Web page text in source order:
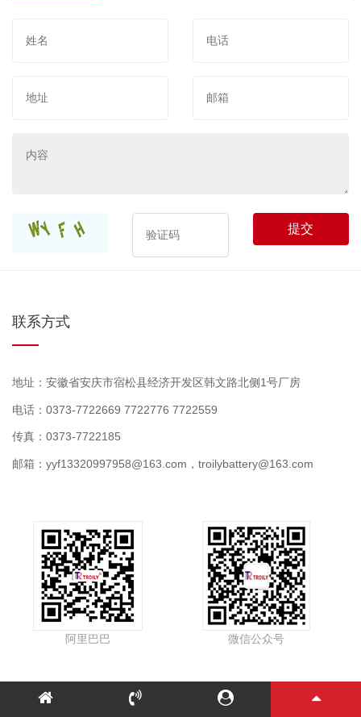
提交
联系方式
地址：安徽省安庆市宿松县经济开发区韩文路北侧1号厂房
电话：0373-7722669 7722776 7722559
传真：0373-7722185
邮箱：yyf13320997958@163.com，troilybattery@163.com
微信公众号
阿里巴巴